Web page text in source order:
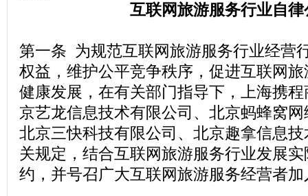
互联网旅游服务行业自律
第一条 为规范互联网旅游服务行业经营
权益，维护公平竞争秩序，促进互联网
健康发展，在有关部门指导下，上海携
京艺龙信息技术有限公司、北京蚂蜂窝
北京三快科技有限公司、北京趣拿信息
关规定，结合互联网旅游服务行业发展
约，并号召广大互联网旅游服务经营者